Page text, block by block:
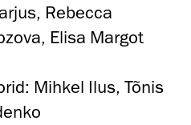
Rebecca
Elisa Margot
Mihkel Ilus, Tõnis